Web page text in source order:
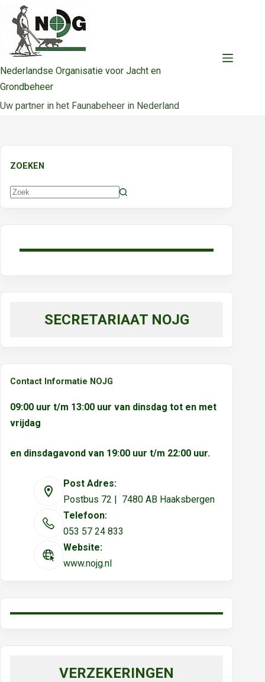
naar
inhoud
Nederlandse Organisatie voor Jacht en
Grondbeheer
Uw partner in het Faunabeheer in Nederland
ZOEKEN
Geen
SECRETARIAAT NOJG
Contact Informatie NOJG
09:00 uur t/m 13:00 uur van dinsdag tot en met
vrijdag
en dinsdagavond van 19:00 uur t/m 22:00 uur.
Post Adres:
Postbus 72 | 7480 AB Haaksbergen
Telefoon:
053 57 24 833
Website:
www.nojg.nl
VERZEKERINGEN